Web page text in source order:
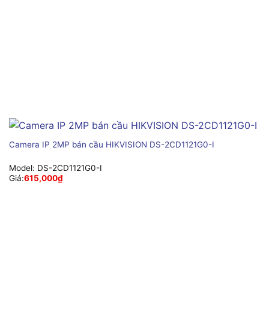
Camera IP 2MP bán cầu HIKVISION DS-2CD1121G0-I
Model: DS-2CD1121G0-I
Giá:615,000₫